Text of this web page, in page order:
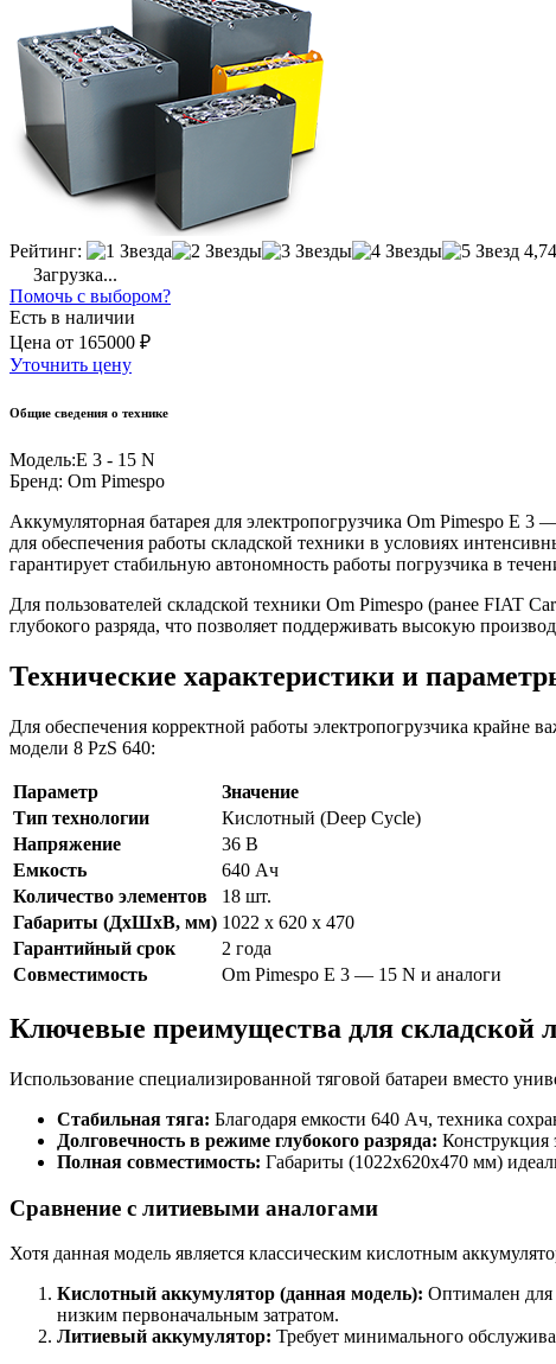
Рейтинг:
Загрузка...
Помочь с выбором?
Есть в наличии
Цена от 165000 ₽
Уточнить цену
Общие сведения о технике
Модель:E 3 - 15 N
Бренд: Om Pimespo
Аккумуляторная батарея для электропогрузчика Om Pimespo
для обеспечения работы складской техники в условиях
гарантирует стабильную автономность работы погрузчика в
Для пользователей складской техники Om Pimespo (ранее FIAT
глубокого разряда, что позволяет поддерживать высокую
Технические характеристики и
Для обеспечения корректной работы электропогрузчика крайне
модели 8 PzS 640:
Параметр
Значение
Тип технологии
Кислотный (Deep Cycle)
Напряжение
36 В
Емкость
640 Ач
Количество элементов
18 шт.
Габариты (ДхШхВ, мм) 1022 х 620 х 470
Гарантийный срок
2 года
Совместимость
Om Pimespo E 3 — 15 N и аналоги
Ключевые преимущества для складской
Использование специализированной тяговой батареи вместо
Стабильная тяга: Благодаря емкости 640 Ач, техника
Долговечность в режиме глубокого разряда: Конструкция
Полная совместимость: Габариты (1022x620x470 мм)
Сравнение с литиевыми аналогами
Хотя данная модель является классическим кислотным
Кислотный аккумулятор (данная модель): Оптимален
низким первоначальным затратом.
Литиевый аккумулятор: Требует минимального